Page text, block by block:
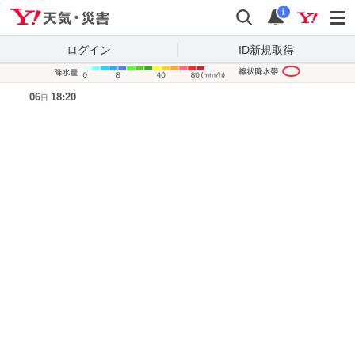
検索 通知
i
ログイン ID新規取得
06日 18:20